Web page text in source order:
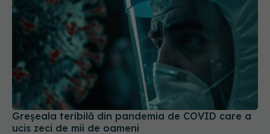
Greșeala teribilă din pandemia de COVID care a
ucis zeci de mii de oameni